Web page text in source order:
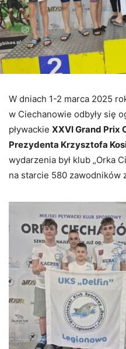
W dniach 1-2 marca 2025
w Ciechanowie odbyły się
pływackie XXVI Grand Prix
Prezydenta Krzysztofa
wydarzenia był klub „Orka
na starcie 580 zawodników